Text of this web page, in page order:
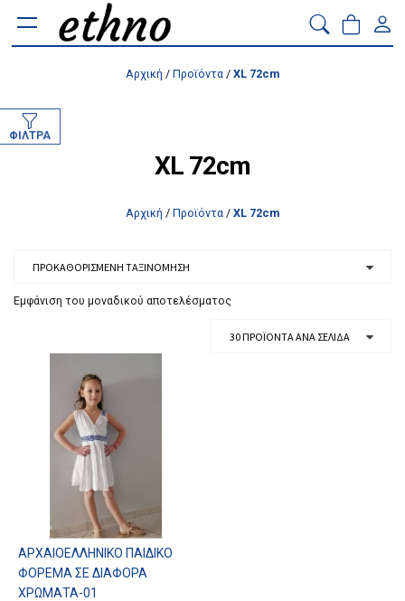
Αρχική / Προϊόντα / XL 72cm
XL 72cm
Αρχική / Προϊόντα / XL 72cm
ΦΊΛΤΡΑ
Εμφάνιση του μοναδικού αποτελέσματος
ΑΡΧΑΙΟΕΛΛΗΝΙΚΌ ΠΑΙΔΙΚΌ
ΦΌΡΕΜΑ ΣΕ ΔΙΆΦΟΡΑ
ΧΡΏΜΑΤΑ-01